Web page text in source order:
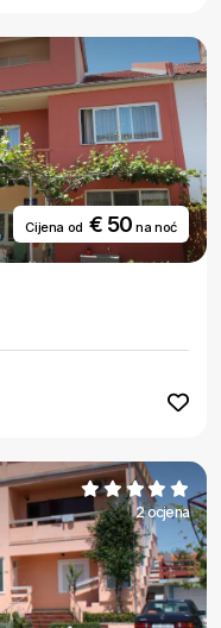
Cijena od € 50na noć
2 ocjena